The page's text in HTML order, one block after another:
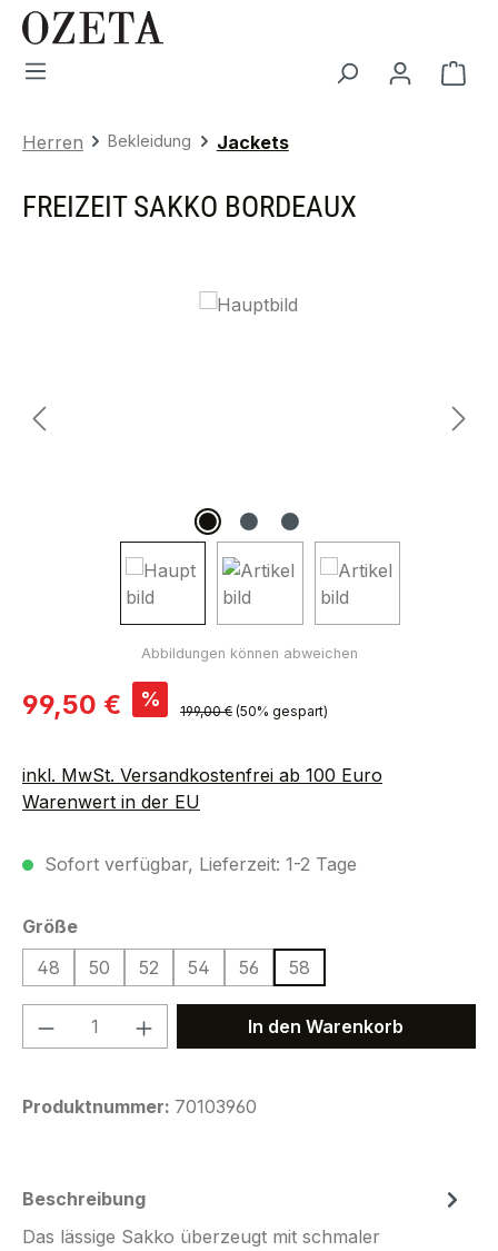
Zum Hauptinhalt springen
Herren Bekleidung Jackets
FREIZEIT SAKKO BORDEAUX
Bildergalerie überspringen
Verkaufspreis:
99,50 € % Regulärer Preis:
199,00 € (50% gespart)
inkl. MwSt. Versandkostenfrei ab 100 Euro
Warenwert in der EU
Sofort verfügbar, Lieferzeit: 1-2 Tage
Größeauswählen
48
50 52 54 56 58
Produkt Anzahl: Gib denIn den Warenkorb
Produktnummer: 70103960
Beschreibung
Das lässige Sakko überzeugt mit schmaler